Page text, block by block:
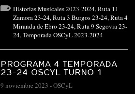
Historias Musicales 2023-2024, Ruta 11
Zamora 23-24, Ruta 3 Burgos 23-24, Ruta 4
Miranda de Ebro 23-24, Ruta 9 Segovia 23-
24, Temporada OSCyL 2023-2024
PROGRAMA 4 TEMPORADA
23-24 OSCYL TURNO 1
9 noviembre 2023 -OSCyL